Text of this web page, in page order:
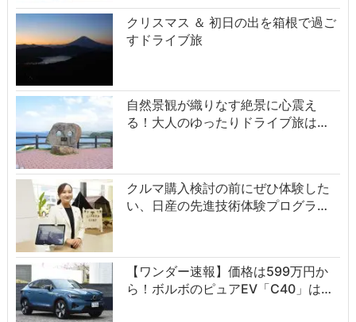
クリスマス ＆ 初日の出を箱根で過ご
すドライブ旅
自然景観が織りなす絶景に心震え
る！大人のゆったりドライブ旅は…
クルマ購入検討の前にぜひ体験した
い、日産の先進技術体験プログラ…
【ワンダー速報】価格は599万円か
ら！ボルボのピュアEV「C40」は…